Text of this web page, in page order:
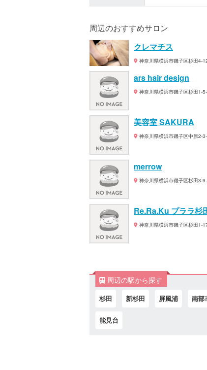
周辺のおすすめサロン
クレマチス
神奈川県横浜市磯子区杉田4-
ars hair design
神奈川県横浜市磯子区杉田1-
美容室 SAKURA
神奈川県横浜市磯子区中原2-
merrow
神奈川県横浜市磯子区杉田3-
Re.Ra.Ku プララ杉
神奈川県横浜市磯子区杉田1-
周辺の駅から探す
杉田 新杉田 屏風浦 南部
能見台